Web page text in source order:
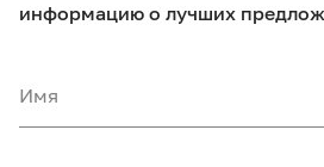
информацию о лучших
Имя